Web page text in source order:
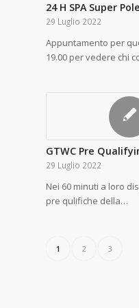
24 H SPA Super Pole
29 Luglio 2022
Appuntamento per
19.00 per vedere chi
GTWC Pre
29 Luglio 2022
Nei 60 minuti a loro
pre qulifiche della…
1 2 3